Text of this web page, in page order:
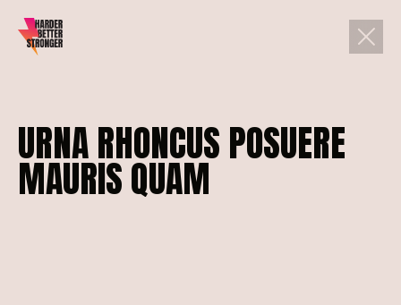
URNARHONCUS POSUERE
MAURISQUAM